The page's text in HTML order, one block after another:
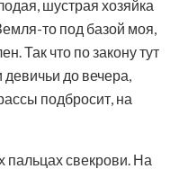
шустрая хозяйка
то под базой моя,
Так что по закону тут
до вечера,
подбросит, на
пальцах свекрови. На